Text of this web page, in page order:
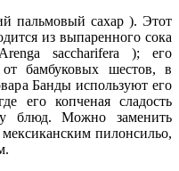
сахар ). Этот
из выпаренного сока
saccharifera ); его
бамбуковых шестов, в
Банды используют его
его копченая сладость
блюд. Можно заменить
пилонсильо,